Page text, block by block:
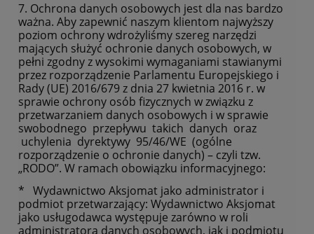
7. Ochrona danych osobowych jest dla nas bardzo
ważna. Aby zapewnić naszym klientom najwyższy
poziom ochrony wdrożyliśmy szereg narzędzi
mających służyć ochronie danych osobowych, w
pełni zgodny z wysokimi wymaganiami stawianymi
przez rozporządzenie Parlamentu Europejskiego i
Rady (UE) 2016/679 z dnia 27 kwietnia 2016 r. w
sprawie ochrony osób fizycznych w związku z
przetwarzaniem danych osobowych i w sprawie
swobodnego przepływu takich danych oraz
uchylenia dyrektywy 95/46/WE (ogólne
rozporządzenie o ochronie danych) – czyli tzw.
„RODO”. W ramach obowiązku informacyjnego:
* Wydawnictwo Aksjomat jako administrator i
podmiot przetwarzający: Wydawnictwo Aksjomat
jako usługodawca występuje zarówno w roli
administratora danych osobowych, jak i podmiotu